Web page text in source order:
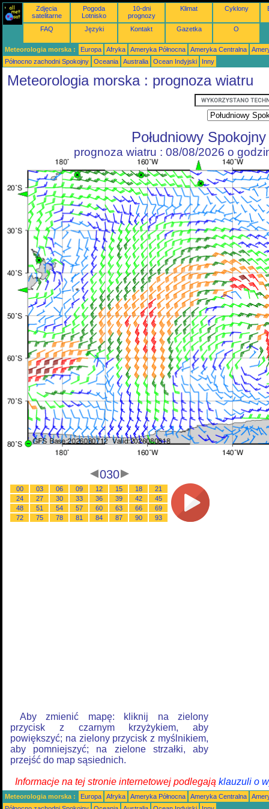
Zdjęcia
satelitarne
Pogoda
Lotnisko
10-dni
prognozy
Klimat Cyklony
FAQ Języki Kontakt Gazetka O
Meteorologia morska : Europa Afryka Ameryka Północna Ameryka Centralna
Północno zachodni Spokojny
Oceania Australia Ocean Indyjski Inny
Meteorologia morska : prognoza wiatru
Południowy Spokojny
prognoza wiatru : 08/08/2026 o
030
00 03 06 09 12 15 18
21
24
27 30 33 36 39 42
45
48
51 54 57 60 63 66
69
72
75 78 81 84 87 90 93
Aby zmienić mapę: kliknij na zielony
przycisk z czarnym krzyżykiem, aby
powiększyć; na zielony przycisk z myślnikiem,
aby pomniejszyć; na zielone strzałki, aby
przejść do map sąsiednich.
Informacje na tej stronie internetowej podlegają klauzuli o
Meteorologia morska : Europa Afryka Ameryka Północna Ameryka Centralna